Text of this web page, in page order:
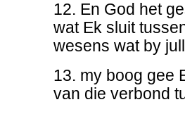
12. En God het
wat Ek sluit
wesens wat by
13. my boog gee
van die verbond